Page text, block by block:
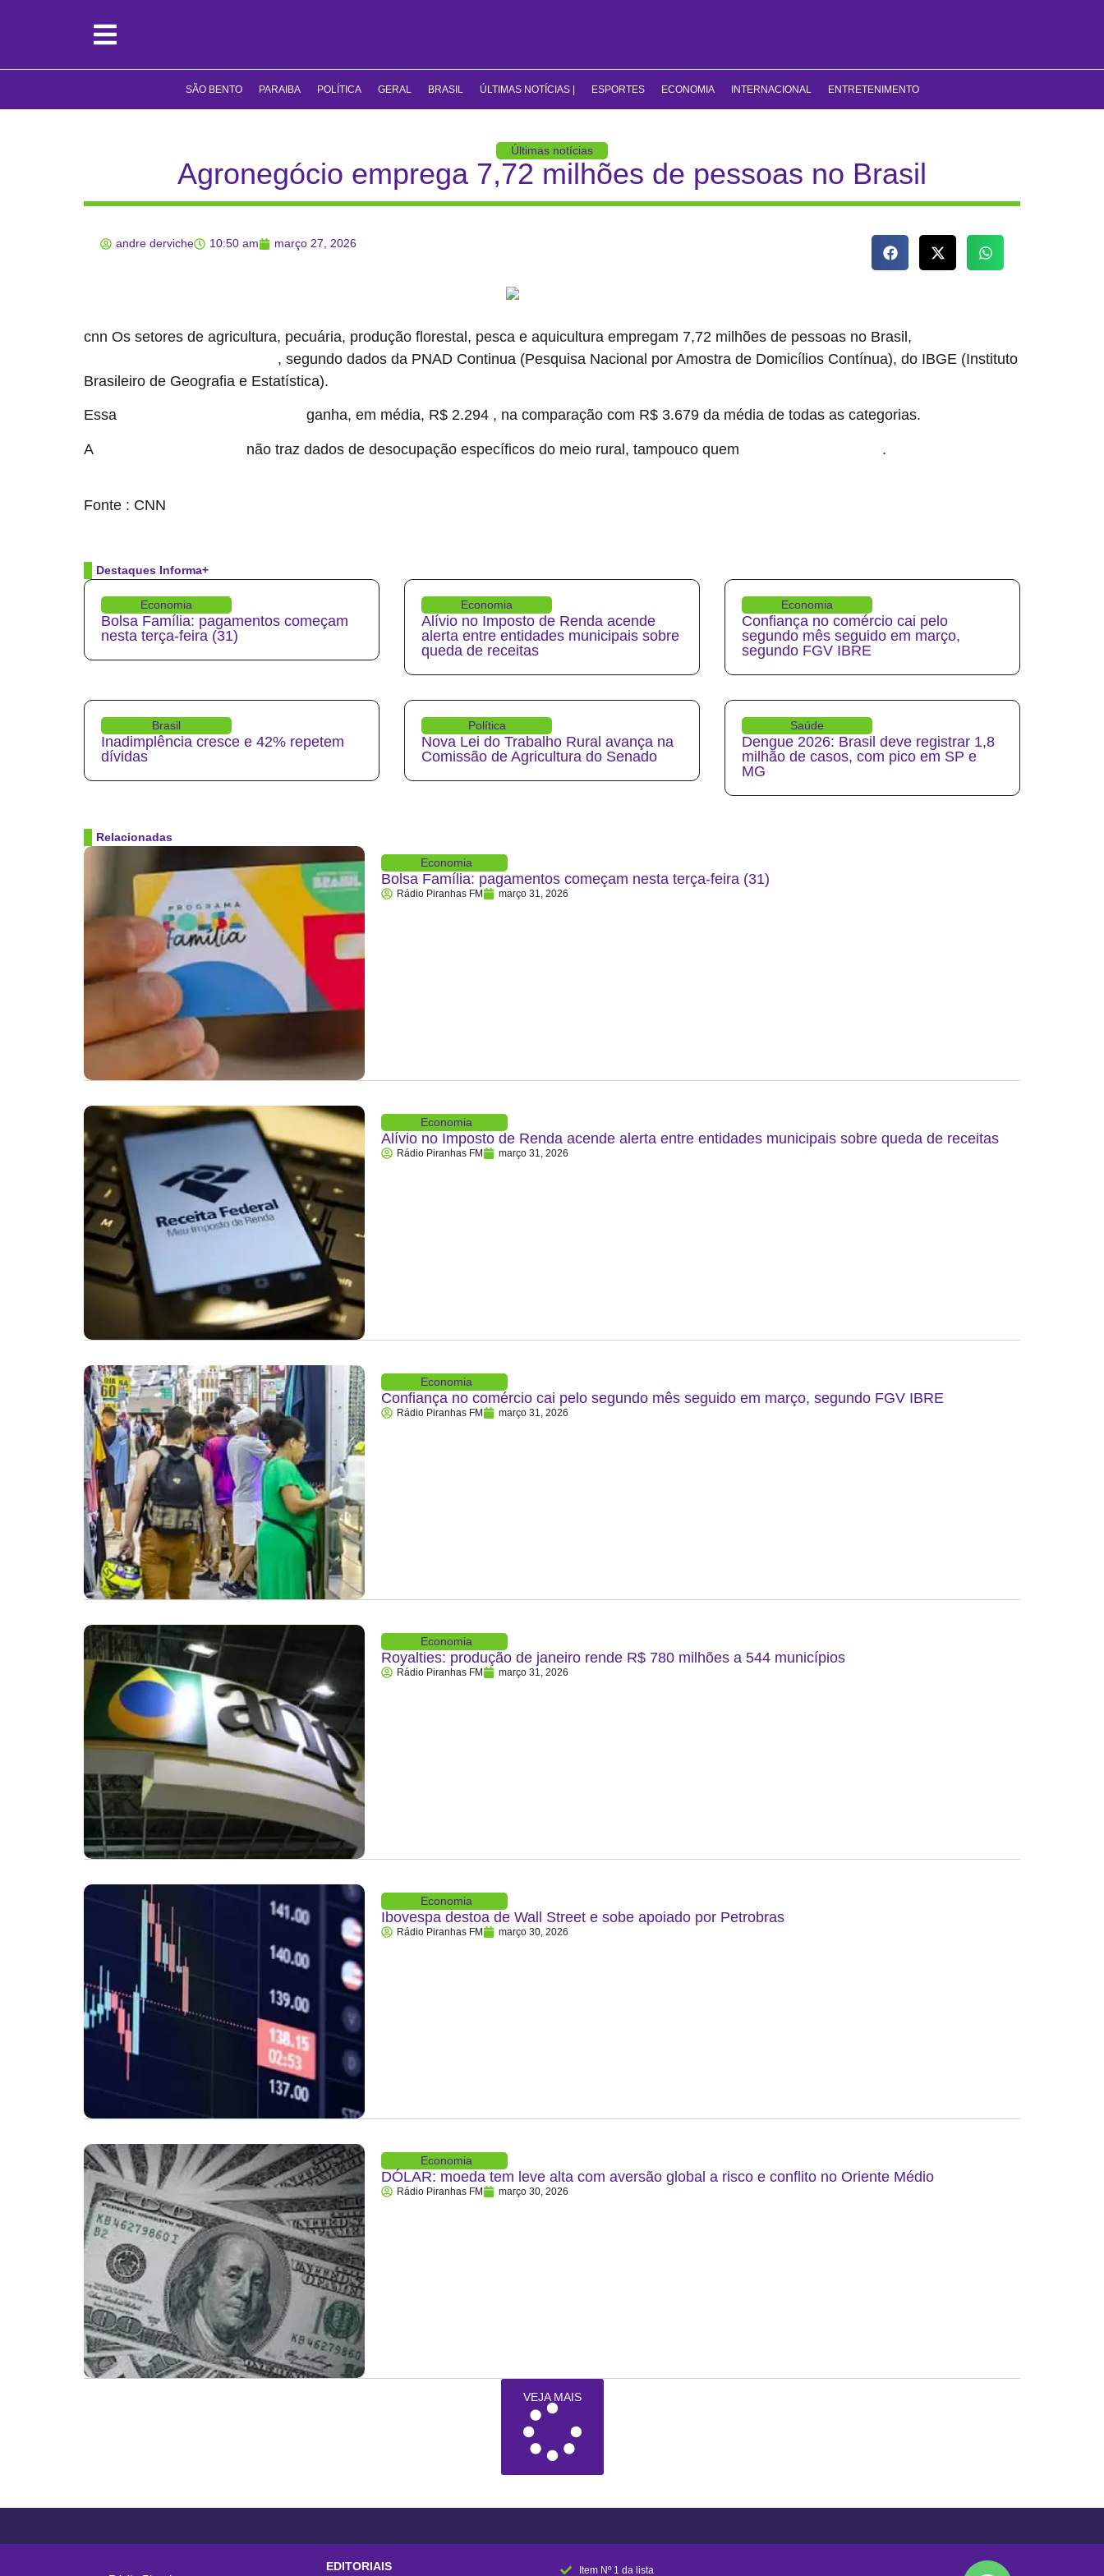
SÃO BENTO PARAIBA POLÍTICA GERAL BRASIL ÚLTIMAS NOTÍCIAS | ESPORTES ECONOMIA INTERNACIONAL ENTRETENIMENTO
Últimas notícias
Agronegócio emprega 7,72 milhões de pessoas no Brasil
andre derviche 10:50 am março 27, 2026
cnn Os setores de agricultura, pecuária, produção florestal, pesca e aquicultura empregam 7,72 milhões de pessoas no Brasil,
, segundo dados da PNAD Continua (Pesquisa Nacional por Amostra de Domicílios Contínua), do IBGE (Instituto
Brasileiro de Geografia e Estatística).
Essa ganha, em média, R$ 2.294 , na comparação com R$ 3.679 da média de todas as categorias.
A não traz dados de desocupação específicos do meio rural, tampouco quem .
Fonte : CNN
Destaques Informa+
Economia
Bolsa Família: pagamentos começam
nesta terça-feira (31)
Economia
Alívio no Imposto de Renda acende
alerta entre entidades municipais sobre
queda de receitas
Economia
Confiança no comércio cai pelo
segundo mês seguido em março,
segundo FGV IBRE
Brasil
Inadimplência cresce e 42% repetem
dívidas
Política
Nova Lei do Trabalho Rural avança na
Comissão de Agricultura do Senado
Saúde
Dengue 2026: Brasil deve registrar 1,8
milhão de casos, com pico em SP e
MG
Relacionadas
Economia
Bolsa Família: pagamentos começam nesta terça-feira (31)
Rádio Piranhas FM março 31, 2026
Economia
Alívio no Imposto de Renda acende alerta entre entidades municipais sobre queda de receitas
Rádio Piranhas FM março 31, 2026
Economia
Confiança no comércio cai pelo segundo mês seguido em março, segundo FGV IBRE
Rádio Piranhas FM março 31, 2026
Economia
Royalties: produção de janeiro rende R$ 780 milhões a 544 municípios
Rádio Piranhas FM março 31, 2026
Economia
Ibovespa destoa de Wall Street e sobe apoiado por Petrobras
Rádio Piranhas FM março 30, 2026
Economia
DÓLAR: moeda tem leve alta com aversão global a risco e conflito no Oriente Médio
Rádio Piranhas FM março 30, 2026
VEJA MAIS
EDITORIAIS Item Nº 1 da lista